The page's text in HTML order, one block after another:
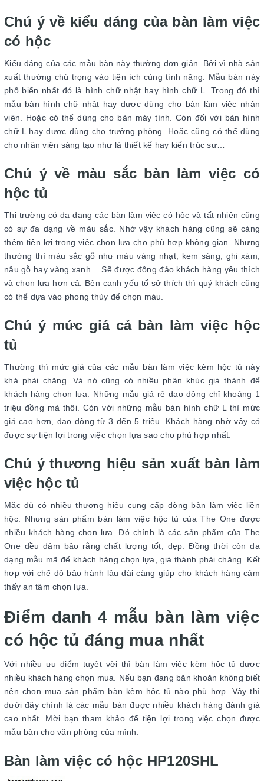
Chú ý về kiểu dáng của bàn làm việc
có hộc
Kiểu dáng của các mẫu bàn này thường đơn giản. Bởi vì nhà sản
xuất thường chú trọng vào tiện ích cùng tính năng. Mẫu bàn này
phổ biến nhất đó là hình chữ nhật hay hình chữ L. Trong đó thì
mẫu bàn hình chữ nhật hay được dùng cho bàn làm việc nhân
viên. Hoặc có thể dùng cho bàn máy tính. Còn đối với bàn hình
chữ L hay được dùng cho trưởng phòng. Hoặc cũng có thể dùng
cho nhân viên sáng tạo như là thiết kế hay kiến trúc sư…
Chú ý về màu sắc bàn làm việc có
hộc tủ
Thị trường có đa dạng các bàn làm việc có hộc và tất nhiên cũng
có sự đa dạng về màu sắc. Nhờ vậy khách hàng cũng sẽ càng
thêm tiện lợi trong việc chọn lựa cho phù hợp không gian. Nhưng
thường thì màu sắc gỗ như màu vàng nhạt, kem sáng, ghi xám,
nâu gỗ hay vàng xanh… Sẽ được đông đảo khách hàng yêu thích
và chọn lựa hơn cả. Bên cạnh yếu tố sở thích thì quý khách cũng
có thể dựa vào phong thủy để chọn màu.
Chú ý mức giá cả bàn làm việc hộc
tủ
Thường thì mức giá của các mẫu bàn làm việc kèm hộc tủ này
khá phải chăng. Và nó cũng có nhiều phân khúc giá thành để
khách hàng chọn lựa. Những mẫu giá rẻ dao động chỉ khoảng 1
triệu đồng mà thôi. Còn với những mẫu bàn hình chữ L thì mức
giá cao hơn, dao động từ 3 đến 5 triệu. Khách hàng nhờ vậy có
được sự tiện lợi trong việc chọn lựa sao cho phù hợp nhất.
Chú ý thương hiệu sản xuất bàn làm
việc hộc tủ
Mặc dù có nhiều thương hiệu cung cấp dòng bàn làm việc liền
hộc. Nhưng sản phẩm bàn làm việc hộc tủ của The One được
nhiều khách hàng chọn lựa. Đó chính là các sản phẩm của The
One đều đảm bảo rằng chất lượng tốt, đẹp. Đồng thời còn đa
dạng mẫu mã để khách hàng chọn lựa, giá thành phải chăng. Kết
hợp với chế độ bảo hành lâu dài càng giúp cho khách hàng cảm
thấy an tâm chọn lựa.
Điểm danh 4 mẫu bàn làm việc
có hộc tủ đáng mua nhất
Với nhiều ưu điểm tuyệt vời thì bàn làm việc kèm hộc tủ được
nhiều khách hàng chọn mua. Nếu bạn đang băn khoăn không biết
nên chọn mua sản phẩm bàn kèm hộc tủ nào phù hợp. Vậy thì
dưới đây chính là các mẫu bàn được nhiều khách hàng đánh giá
cao nhất. Mời bạn tham khảo để tiện lợi trong việc chọn được
mẫu bàn cho văn phòng của mình:
Bàn làm việc có hộc HP120SHL